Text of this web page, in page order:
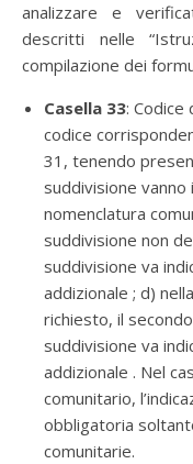
analizzare e
descritti nelle
compilazione dei
Casella 33: Codice
codice
31, tenendo
suddivisione
nomenclatura
suddivisione non
suddivisione va
addizionale ; d)
richiesto, il
suddivisione va
addizionale . Nel
comunitario,
obbligatoria
comunitarie.